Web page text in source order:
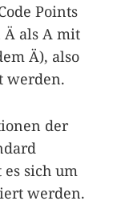
Points
Ä als A mit
Ä), also
werden.
der
es sich um
werden.